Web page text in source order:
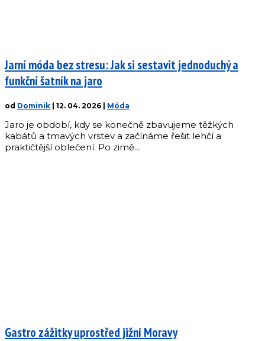
Jarní móda bez stresu: Jak si sestavit jednoduchý a
funkční šatník na jaro
od Dominik 12. 04. 2026 Móda
Jaro je období, kdy se konečně zbavujeme těžkých
kabátů a tmavých vrstev a začínáme řešit lehčí a
praktičtější oblečení. Po zimě...
Gastro zážitky uprostřed jižní Moravy